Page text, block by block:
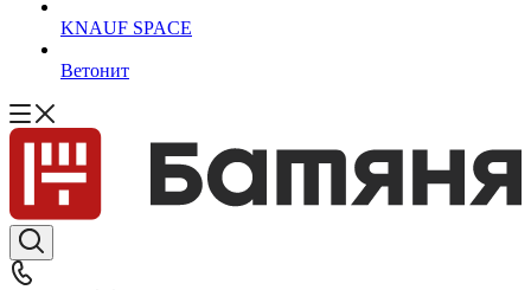
KNAUF SPACE
Ветонит